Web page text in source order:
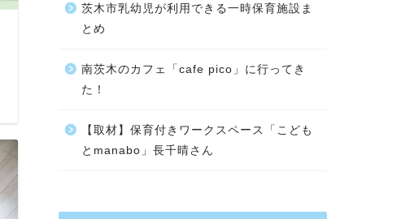
茨木市乳幼児が利用できる一時保育施設ま
とめ
南茨木のカフェ「cafe pico」に行ってき
た！
【取材】保育付きワークスペース「こども
とmanabo」長千晴さん